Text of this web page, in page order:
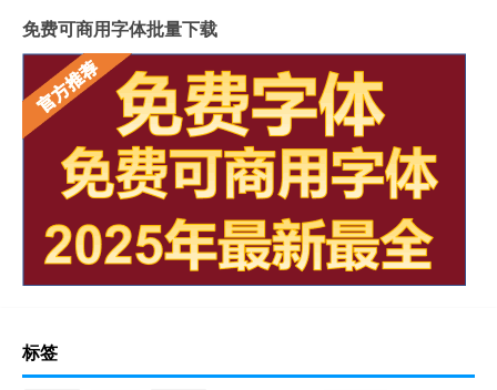
免费可商用字体批量下载
标签